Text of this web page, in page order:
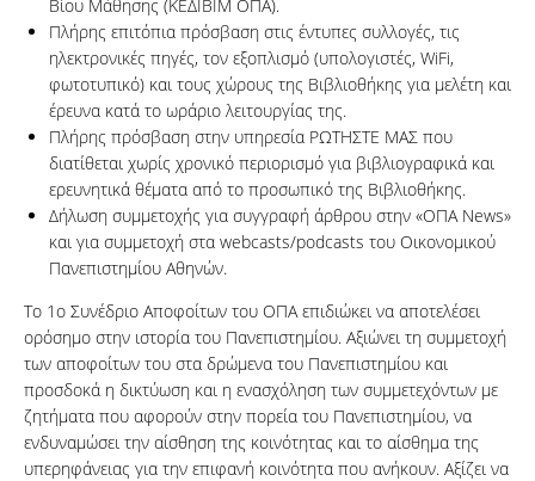
Βίου Μάθησης (ΚΕΔΙΒΙΜ ΟΠΑ).
Πλήρης επιτόπια πρόσβαση στις έντυπες συλλογές, τις
ηλεκτρονικές πηγές, τον εξοπλισμό (υπολογιστές, WiFi,
φωτοτυπικό) και τους χώρους της Βιβλιοθήκης για μελέτη και
έρευνα κατά το ωράριο λειτουργίας της.
Πλήρης πρόσβαση στην υπηρεσία ΡΩΤΗΣΤΕ ΜΑΣ που
διατίθεται χωρίς χρονικό περιορισμό για βιβλιογραφικά και
ερευνητικά θέματα από το προσωπικό της Βιβλιοθήκης.
Δήλωση συμμετοχής για συγγραφή άρθρου στην «ΟΠΑ News»
και για συμμετοχή στα webcasts/podcasts του Οικονομικού
Πανεπιστημίου Αθηνών.
Το 1ο Συνέδριο Αποφοίτων του ΟΠΑ επιδιώκει να αποτελέσει
ορόσημο στην ιστορία του Πανεπιστημίου. Αξιώνει τη συμμετοχή
των αποφοίτων του στα δρώμενα του Πανεπιστημίου και
προσδοκά η δικτύωση και η ενασχόληση των συμμετεχόντων με
ζητήματα που αφορούν στην πορεία του Πανεπιστημίου, να
ενδυναμώσει την αίσθηση της κοινότητας και το αίσθημα της
υπερηφάνειας για την επιφανή κοινότητα που ανήκουν. Αξίζει να